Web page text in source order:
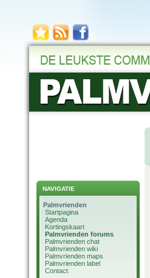
NAVIGATIE
Palmvrienden
Startpagina
Agenda
Kortingskaart
Palmvrienden forums
Palmvrienden chat
Palmvrienden wiki
Palmvrienden maps
Palmvrienden label
Contact